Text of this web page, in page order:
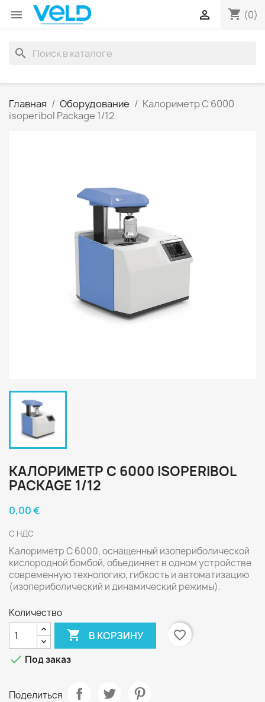
 shopping_cart (0)

search
Главная Оборудование
Калориметр C 6000
isoperibol Package 1/12
КАЛОРИМЕТР C 6000 ISOPERIBOL
PACKAGE 1/12
0,00 €
С НДС
Калориметр C 6000, оснащенный изопериболической
кислородной бомбой, объединяет в одном устройстве
современную технологию, гибкость и автоматизацию
(изопериболический и динамический режимы).
Количество
 В КОРЗИНУ
favorite_border
 Под заказ
Поделиться